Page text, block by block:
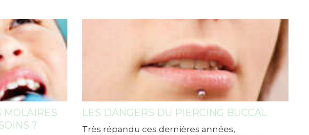
MOLAIRES
?
LES DANGERS DU PIERCING BUCCAL
Très répandu ces dernières années,